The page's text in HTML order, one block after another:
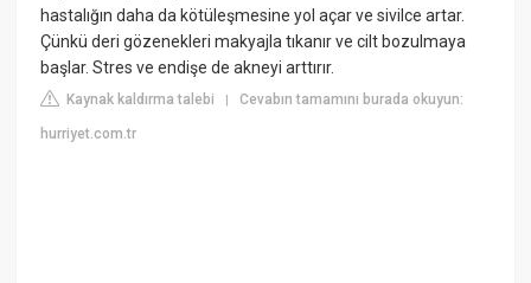
hastalığın daha da kötüleşmesine yol açar ve sivilce artar.
Çünkü deri gözenekleri makyajla tıkanır ve cilt bozulmaya
başlar. Stres ve endişe de akneyi arttırır.
Kaynak kaldırma talebi |Cevabın tamamını burada okuyun:
hurriyet.com.tr